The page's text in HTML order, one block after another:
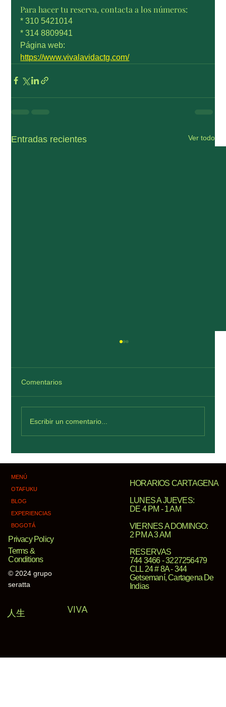
Para hacer tu reserva, contacta a los números:
* 310 5421014
* 314 8809941
Página web:
https://www.vivalavidactg.com/
Entradas recientes Ver todo
Comentarios
Escribir un comentario...
HORARIOS CARTAGENA​
LUNES A JUEVES:
DE 4 PM - 1 AM​
VIERNES A DOMINGO:
2 PM A 3 AM
RESERVAS
744 3466 - 3227256479
CLL 24 # 8A - 344
Getsemaní, Cartagena De
Indias
MENÚ
OTAFUKU
BLOG
EXPERIENCIAS
BOGOTÁ
Privacy Policy
Terms &
Conditions
© 2024 grupo
seratta
人生 VIVA